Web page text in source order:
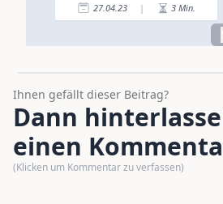
27.04.23 | 3 Min.
Ihnen gefällt dieser Beitrag?
Dann
einen
(Klicken um Kommentar zu verfassen)